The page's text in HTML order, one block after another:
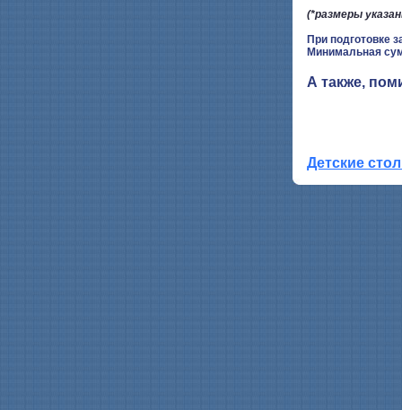
(*размеры
При подготовке
Минимальная
А также,
Детские